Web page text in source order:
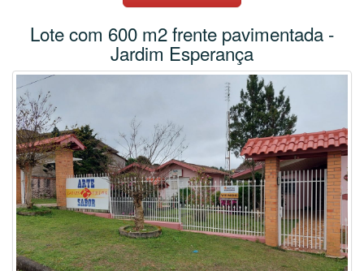
Lote com 600 m2 frente pavimentada -
Jardim Esperança